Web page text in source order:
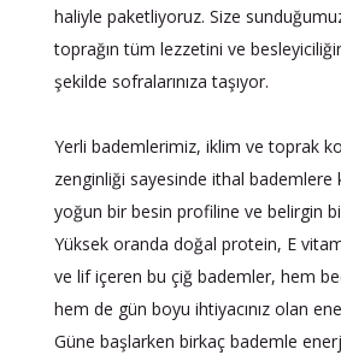
haliyle paketliyoruz. Size
toprağın tüm lezzetini ve
şekilde sofralarınıza taşıyor.
Yerli bademlerimiz, iklim ve toprak
zenginliği sayesinde ithal bademlere
yoğun bir besin profiline ve belirgin
Yüksek oranda doğal protein, E
ve lif içeren bu çiğ bademler, hem
hem de gün boyu ihtiyacınız olan
Güne başlarken birkaç bademle